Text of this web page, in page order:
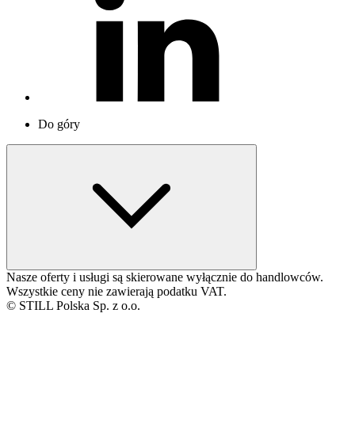
Do góry
Nasze oferty i usługi są skierowane wyłącznie do handlowców.
Wszystkie ceny nie zawierają podatku VAT.
© STILL Polska Sp. z o.o.